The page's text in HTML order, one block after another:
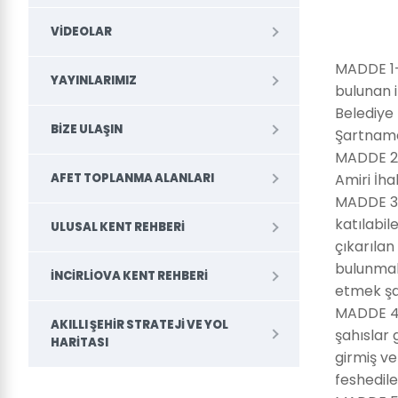
MADDE
bulunan
Belediye
MADDE
Amiri
MADDE
etmek
MADDE
girmiş
VIDEOLAR
YAYINLARIMIZ
BIZE ULAŞIN
AFET TOPLANMA ALANLARI
ULUSAL KENT REHBERI
İNCIRLIOVA KENT REHBERI
AKILLI ŞEHIR STRATEJI VE YOL
HARITASI